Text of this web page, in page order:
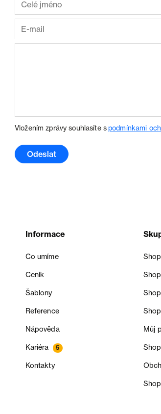
Vložením zprávy souhlasíte spodmínkami
Odeslat
Informace
Co umíme
Ceník
Šablony
Reference
Nápověda
Kariéra 5
Kontakty
Můj